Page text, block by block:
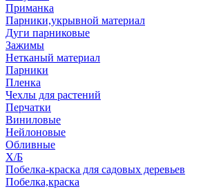
Приманка
Парники,укрывной материал
Дуги парниковые
Зажимы
Нетканый материал
Парники
Пленка
Чехлы для растений
Перчатки
Виниловые
Нейлоновые
Обливные
Х/Б
Побелка-краска для садовых деревьев
Побелка,краска